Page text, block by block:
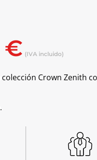
€ (IVA incluido)
colección Crown Zenith